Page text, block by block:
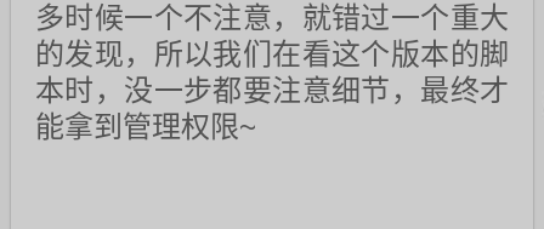
多时候一个不注意，就错过一个重大
的发现，所以我们在看这个版本的脚
本时，没一步都要注意细节，最终才
能拿到管理权限~